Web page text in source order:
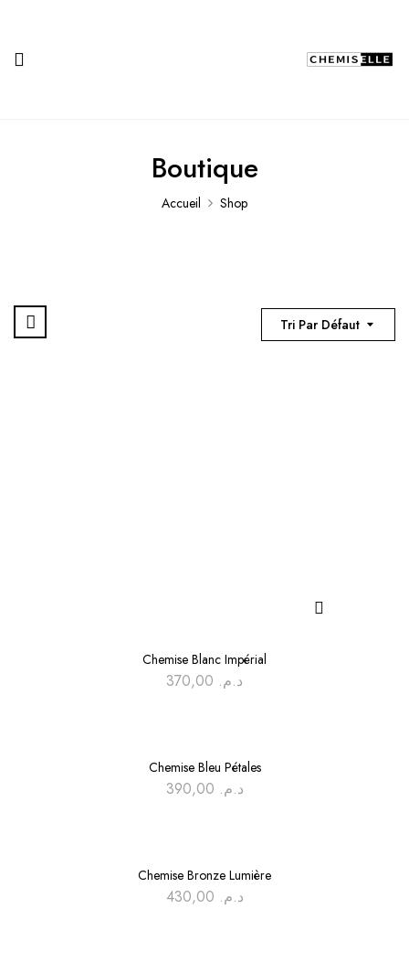
Boutique
Accueil Shop
Tri Par Défaut
Chemise Blanc Impérial
د.م.
Chemise Bleu Pétales
د.م.
Chemise Bronze Lumière
د.م.